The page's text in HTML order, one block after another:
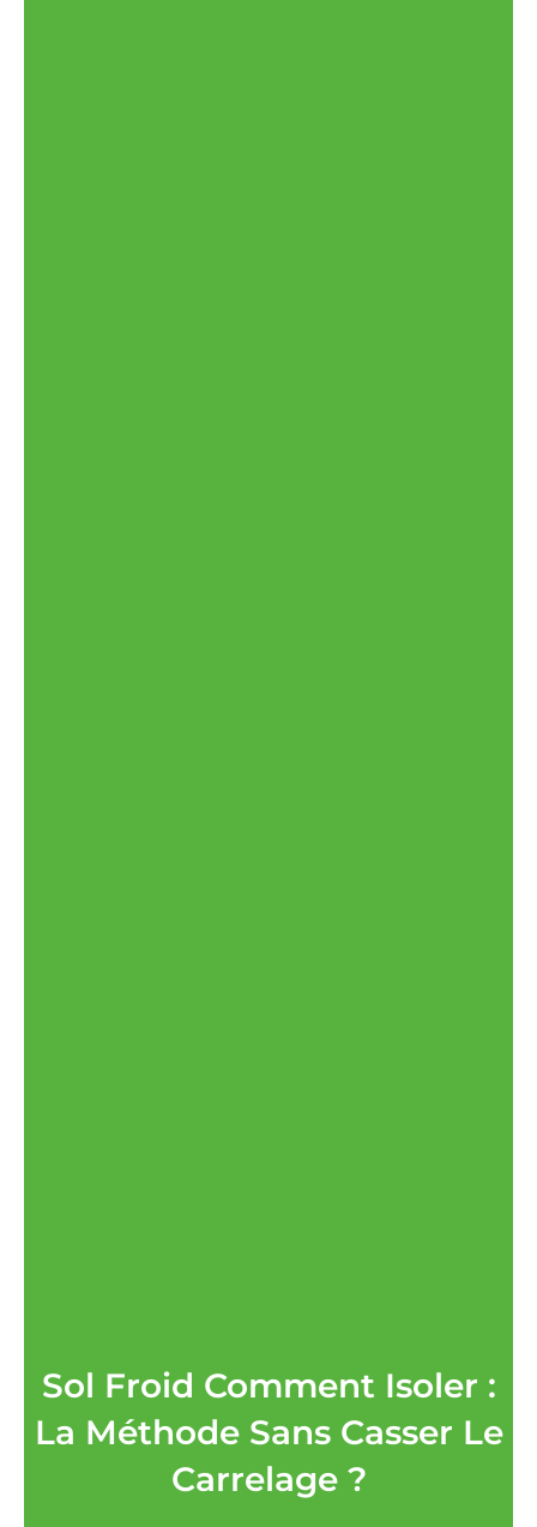
Sol Froid Comment Isoler :
La Méthode Sans Casser Le
Carrelage ?